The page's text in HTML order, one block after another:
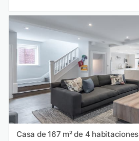
Casa de 167 m² de 4 habitaciones